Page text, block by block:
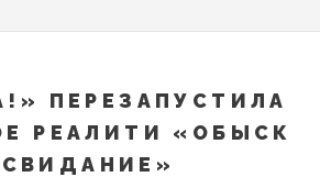
ПЕРЕЗАПУСТИЛА
РЕАЛИТИ «ОБЫСК